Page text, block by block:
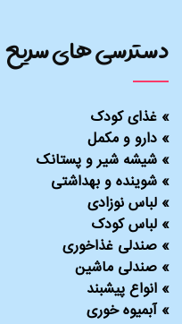
دسترسی های سریع
» غذای کودک
» دارو و مکمل
» شیشه شیر و پستانک
» شوینده و بهداشتی
» لباس نوزادی
» لباس کودک
» صندلی غذاخوری
» صندلی ماشین
» انواع پیشبند
»آبمیوه خوری